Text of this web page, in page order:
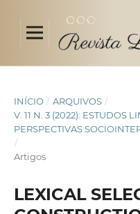
INÍCIO / ARQUIVOS /
V. 11 N. 3 (2022): ESTUDOS
PERSPECTIVAS
/
Artigos
LEXICAL